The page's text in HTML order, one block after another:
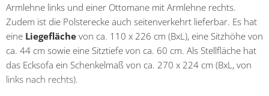
Armlehne links und einer Ottomane mit Armlehne rechts.
Zudem ist die Polsterecke auch seitenverkehrt lieferbar. Es hat
eine Liegefläche von ca. 110 x 226 cm (BxL), eine Sitzhöhe von
ca. 44 cm sowie eine Sitztiefe von ca. 60 cm. Als Stellfläche hat
das Ecksofa ein Schenkelmaß von ca. 270 x 224 cm (BxL, von
links nach rechts).